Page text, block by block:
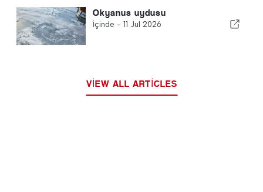
Okyanus uydusu
İçinde - 11 Jul 2026
VIEW ALL ARTICLES